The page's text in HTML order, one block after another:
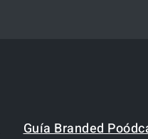
Guía Branded